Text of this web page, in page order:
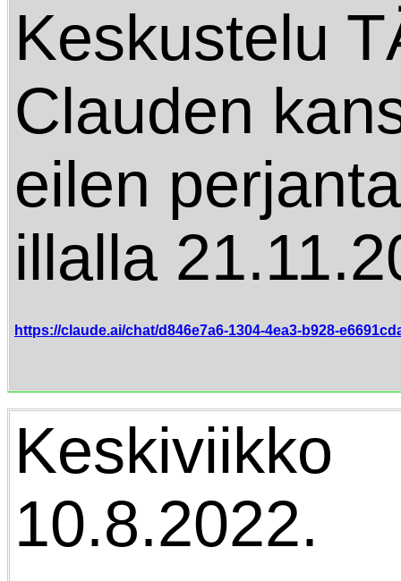
Keskustelu
Clauden
eilen
illalla
https://claude.ai/chat/d846e7a6-1304-4ea3-b928-
Keskiviikko
10.8.2022.